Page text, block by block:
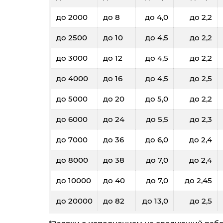
До 40 кг/ До 0,19 м³: 980₽
23,4 22,6 22,5 21,9
6240 6230 6080 5940
Фиксированные тарифы
До 5 кг/ До 0,03 м³: 800₽
До 40 кг/ До 0,19 м³: 960₽
Волгоград
до 2000 до 8 до 4,0 до 2,2
до 2500 до 10 до 4,5 до 2,2
до 3000 до 12 до 4,5 до 2,2
до 4000 до 16 до 4,5 до 2,5
до 5000 до 20 до 5,0 до 2,2
до 6000 до 24 до 5,5 до 2,3
до 7000 до 36 до 6,0 до 2,4
до 8000 до 38 до 7,0 до 2,4
до 10000 до 40 до 7,0 до 2,45
до 20000 до 82 до 13,0 до 2,5